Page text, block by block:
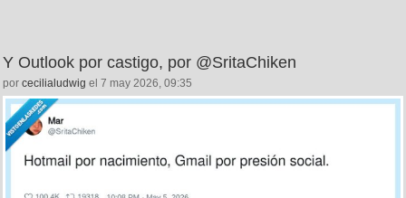
Y Outlook por castigo, por @SritaChiken
por cecilialudwig el 7 may 2026, 09:35